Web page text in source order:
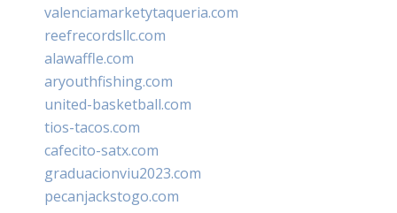
valenciamarketytaqueria.com
reefrecordsllc.com
alawaffle.com
aryouthfishing.com
united-basketball.com
tios-tacos.com
cafecito-satx.com
graduacionviu2023.com
pecanjackstogo.com